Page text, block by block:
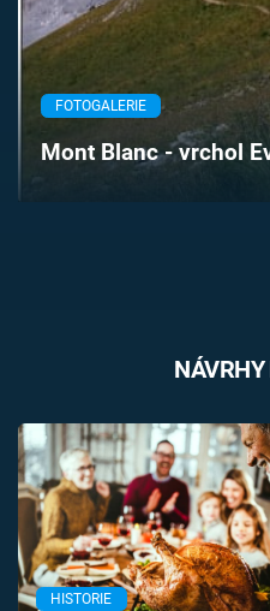
TV Program
Časopis
Sledujte prima+
FOTOGALERIE
Mont Blanc - vrchol
HISTORIE